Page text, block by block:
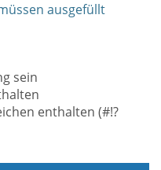
ausgefüllt
sein
enthalten (#!?